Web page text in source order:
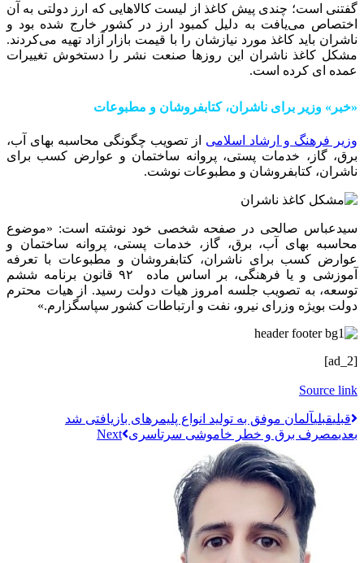
گفتنی است؛ چندی پیش کاغذ از لیست کالا‌هایی که ارز دولتی به آن
اختصاص می‌یافت به دلیل کمبود ارز در کشور خارج شده بود و
ناشران باید کاغذ مورد نیازشان را با قیمت بازار آزاد تهیه می‌کردند.
مشکل کاغذ ناشران این روزها صنعت نشر را دستخوش تغییرات
عمده ای کرده است.
«خبر» وزیر برای ناشران، کتابفروشان و مطبوعات
وزیر فرهنگ و ارشاد اسلامی از تصویب چگونگی محاسبه بهای آب،
برق، گاز، خدمات پستی، پروانه ساختمان و عوارض کسب برای
ناشران، کتابفروشان و مطبوعات نوشت.
سیدعباس صالحی در صفحه شخصی خود نوشته است: «موضوع
محاسبه بهای آب، برق‌، گاز، خدمات پستی، پروانه ساختمان و
عوارض کسب برای ناشران، کتابفروشان و مطبوعات با تعرفه
آموزشی و یا فرهنگی، بر اساس ماده ۹۲ قانون برنامه ششم
توسعه، به تصویب جلسه امروز هیات دولت رسید. از هیات محترم
دولت بویژه وزرای نیرو، نفت و ارتباطات کشور سپاسگزارم.»
[ad_2]
Source link
قبليقبلیآلمان موفق به تولید انواع پلیمرهای بازیافتی شد
بعدیمصرف برق و خطر خاموشی سرتاسری